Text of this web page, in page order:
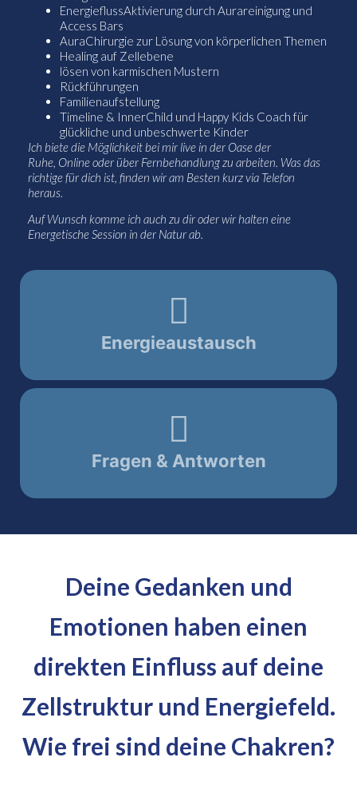
Energieaustausch
Fragen & Antworten
EnergieflussAktivierung durch Aurareinigung und
Access Bars
AuraChirurgie zur Lösung von körperlichen Themen
Healing auf Zellebene
lösen von karmischen Mustern
Rückführungen
Familienaufstellung
Timeline & InnerChild und Happy Kids Coach für
glückliche und unbeschwerte Kinder
Ich biete die Möglichkeit bei mir live in der Oase der
Ruhe, Online oder über Fernbehandlung zu arbeiten. Was das
richtige für dich ist, finden wir am Besten kurz via Telefon
heraus.
Auf Wunsch komme ich auch zu dir oder wir halten eine
Energetische Session in der Natur ab.
Deine Gedanken und
Emotionen haben einen
direkten Einfluss auf deine
Zellstruktur und Energiefeld.
Wie frei sind deine Chakren?